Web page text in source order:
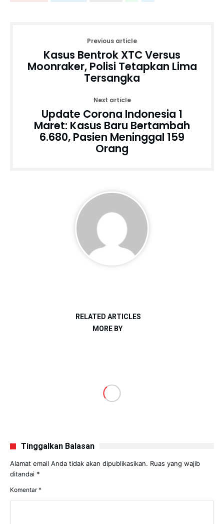
Previous article
Kasus Bentrok XTC Versus
Moonraker, Polisi Tetapkan Lima
Tersangka
Next article
Update Corona Indonesia 1
Maret: Kasus Baru Bertambah
6.680, Pasien Meninggal 159
Orang
RELATED ARTICLES
MORE BY
Tinggalkan Balasan
Alamat email Anda tidak akan dipublikasikan. Ruas yang wajib
ditandai *
Komentar*